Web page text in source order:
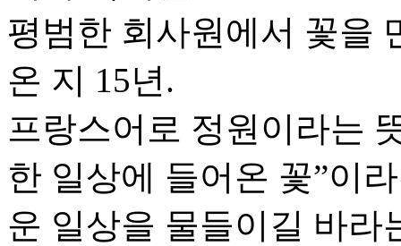
평범한 회사원에서 꽃을
온 지 15년.
프랑스어로 정원이라는
한 일상에 들어온 꽃”이
운 일상을 물들이길 바라